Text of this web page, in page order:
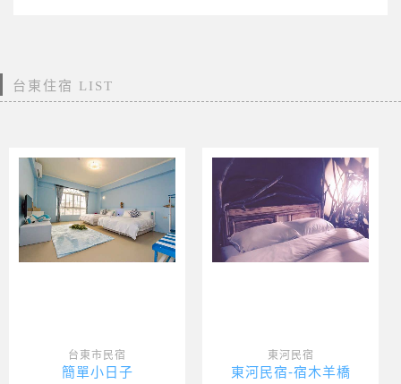
台東住宿 LIST
台東市民宿
簡單小日子
東河民宿
東河民宿-宿木羊橋